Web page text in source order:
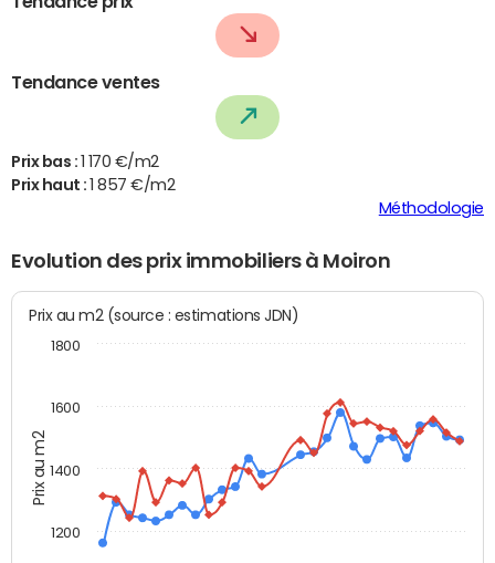
Tendance ventes
Prix bas :
1 170 €/m2
Prix haut :
1 857 €/m2
Méthodologie
Evolution des prix immobiliers à Moiron
Prix au m2
Prix au m2 (source : estimations JDN)
1200
1400
1600
1800